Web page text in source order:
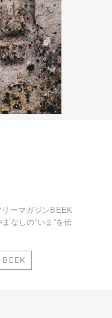
ーマガジンBEEK
なしの“いま”を伝
BEEK